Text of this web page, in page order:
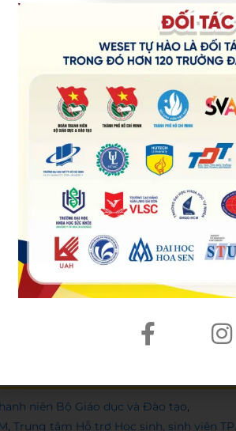
và tin tưởng sự kiện ký kết ghi nhớ
đồng thời hy vọng rằng Bản thỏa thuận
thác có hiệu quả nguồn lực, lợi thế
niên Bộ Giáo dục và Đào tạo,
, Trung tâm Hỗ trợ Học sinh, sinh viên